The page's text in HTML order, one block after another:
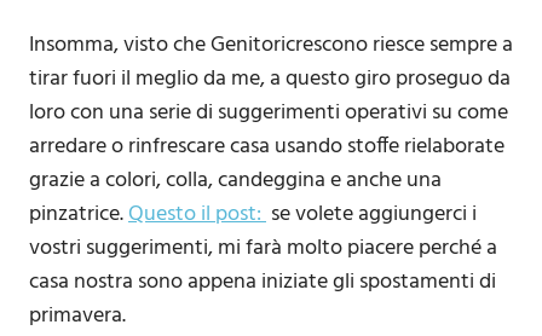
Insomma, visto che Genitoricrescono riesce sempre a
tirar fuori il meglio da me, a questo giro proseguo da
loro con una serie di suggerimenti operativi su come
arredare o rinfrescare casa usando stoffe rielaborate
grazie a colori, colla, candeggina e anche una
pinzatrice.Questo il post:se volete aggiungerci i
vostri suggerimenti, mi farà molto piacere perché a
casa nostra sono appena iniziate gli spostamenti di
primavera.